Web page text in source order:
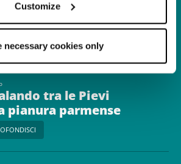
Customize
necessary cookies only
e danza
2026
tra le Pievi
pianura parmense